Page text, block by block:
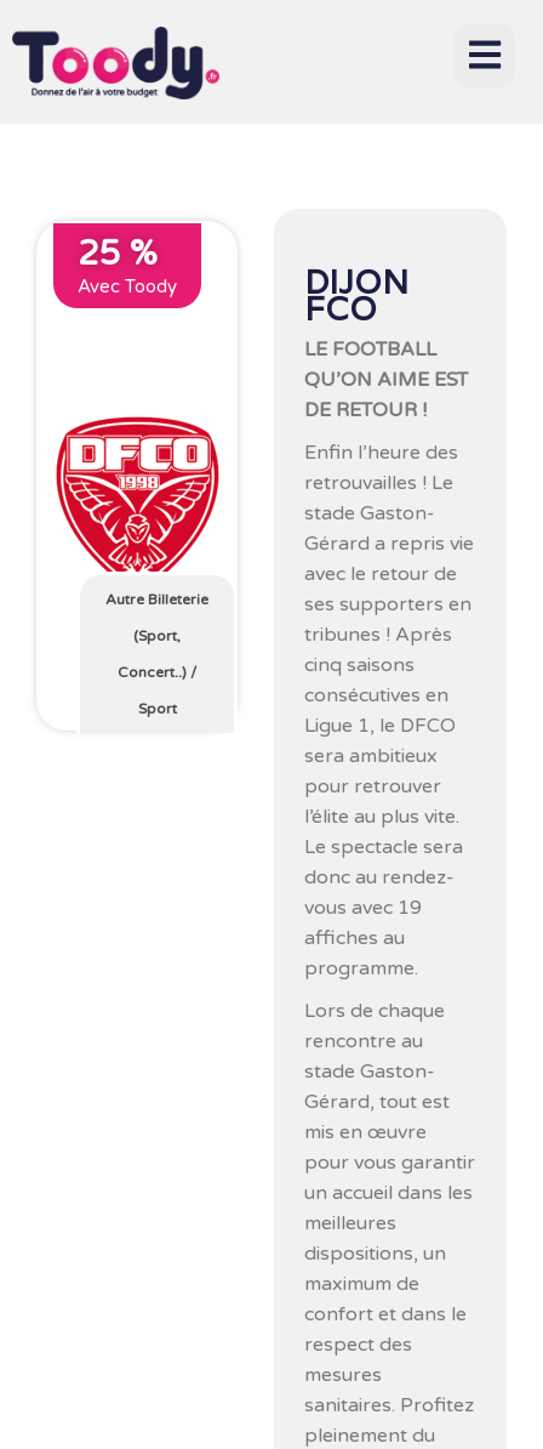
25 %
Avec Toody
Autre Billeterie
(Sport,
Concert..) /
Sport
DIJON
FCO
LE FOOTBALL
QU’ON AIME EST
DE RETOUR !
Enfin l’heure des
retrouvailles ! Le
stade Gaston-
Gérard a repris vie
avec le retour de
ses supporters en
tribunes ! Après
cinq saisons
consécutives en
Ligue 1, le DFCO
sera ambitieux
pour retrouver
l’élite au plus vite.
Le spectacle sera
donc au rendez-
vous avec 19
affiches au
programme.
Lors de chaque
rencontre au
stade Gaston-
Gérard, tout est
mis en œuvre
pour vous garantir
un accueil dans les
meilleures
dispositions, un
maximum de
confort et dans le
respect des
mesures
sanitaires. Profitez
pleinement du